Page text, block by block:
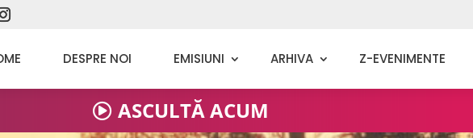
DESPRE NOI EMISIUNI ARHIVA Z-EVENIMENTE
ASCULTĂ ACUM
28 Martie - Seara